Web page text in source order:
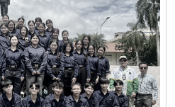
สอน การฝึกปฏิบัติ คุณสมบัติผู้
อ เพื่อให้นักเรียนได้รับข้อมูลที่ถูก
ารวางแผนศึกษาต่อระดับ
กศึกษาพยาบาลชั้นปีที่ 4 ได้ร่วม
ยน การใช้ชีวิตในรั้วมหาวิทยาลัย
าลใจให้กับน้องๆผ่านกิจกรรม